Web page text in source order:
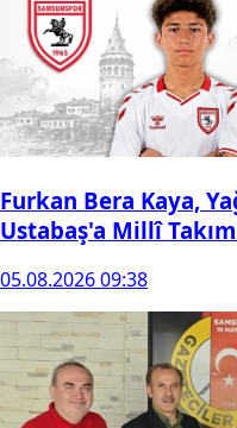
Furkan Bera Kaya,
Ustabaş'a Millî
05.08.2026 09:38